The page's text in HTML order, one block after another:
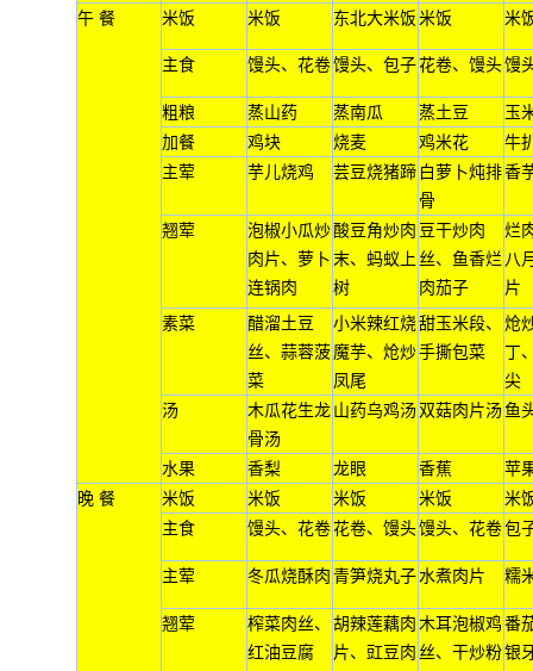
午 餐 米饭 米饭 东北大米饭 米饭 米
主食 馒头、花卷馒头、包子花卷、馒头馒
粗粮 蒸山药 蒸南瓜 蒸土豆
玉
加餐
鸡块 烧麦 鸡米花
牛
主荤
芋儿烧鸡 芸豆烧猪蹄 白萝卜炖排
骨
香
翘荤
泡椒小瓜炒
肉片、萝卜
连锅肉
酸豆角炒肉
末、蚂蚁上
树
豆干炒肉
丝、鱼香烂
肉茄子
烂
八
片
素菜
醋溜土豆
丝、蒜蓉菠
菜
小米辣红烧
魔芋、炝炒
凤尾
甜玉米段、
手撕包菜
炝
丁
尖
汤
木瓜花生龙
骨汤
山药乌鸡汤 双菇肉片汤 鱼
水果 香梨 龙眼 香蕉
苹
晚 餐
米饭 米饭 米饭 米饭
米
主食
馒头、花卷花卷、馒头馒头、花卷包
主荤 冬瓜烧酥肉 青笋烧丸子水煮肉片 糯
翘荤
榨菜肉丝、
红油豆腐
胡辣莲藕肉
片、豇豆肉
木耳泡椒鸡
丝、干炒粉
番
银